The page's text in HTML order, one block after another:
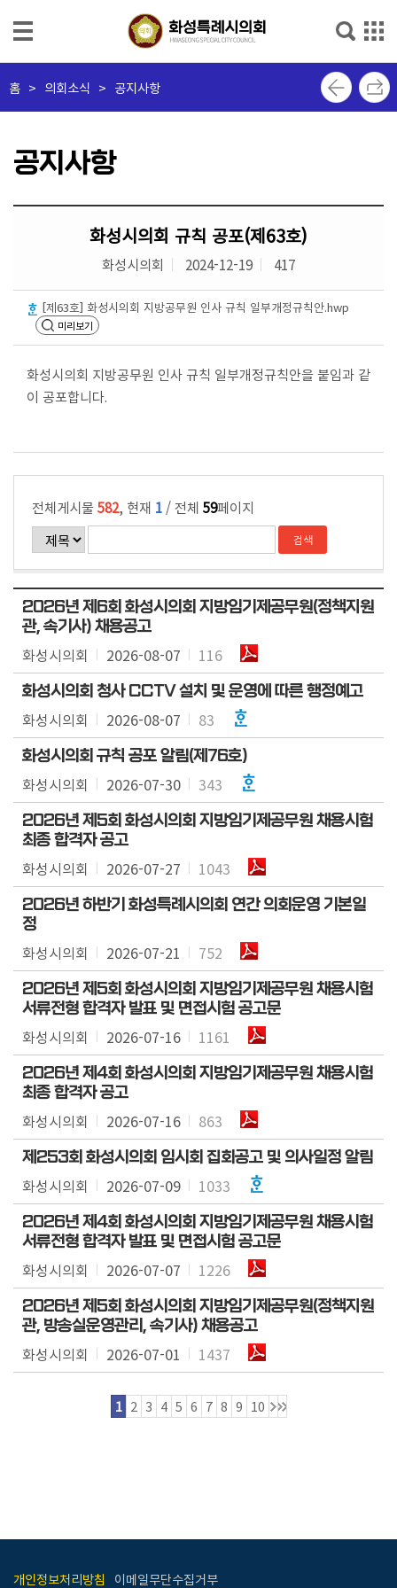
본문으로 바로가기
메인메뉴 바로가기
의
회
개
회
의
원
소
개
회
록
터
방
의
정
보
의
회
료
실
여
마
당
정
보
공
개
누
리
집
안
내
홈 > 의회소식 > 공지사항
공지사항
화성시의회 규칙 공포(제63호)
화성시의회 2024-12-19 417
[제63호] 화성시의회 지방공무원 인사 규칙 일부개정규칙안.hwp
미리보기
화성시의회 지방공무원 인사 규칙 일부개정규칙안을 붙임과 같
이 공포합니다.
전체게시물 582, 현재 1 / 전체 59페이지
2026년 제6회 화성시의회 지방임기제공무원(정책지원
관, 속기사) 채용공고
화성시의회 2026-08-07 116
화성시의회 청사 CCTV 설치 및 운영에 따른 행정예고
화성시의회 2026-08-07 83
화성시의회 규칙 공포 알림(제76호)
화성시의회 2026-07-30 343
2026년 제5회 화성시의회 지방임기제공무원 채용시험
최종 합격자 공고
화성시의회 2026-07-27 1043
2026년 하반기 화성특례시의회 연간 의회운영 기본일
정
화성시의회 2026-07-21 752
2026년 제5회 화성시의회 지방임기제공무원 채용시험
서류전형 합격자 발표 및 면접시험 공고문
화성시의회 2026-07-16 1161
2026년 제4회 화성시의회 지방임기제공무원 채용시험
최종 합격자 공고
화성시의회 2026-07-16 863
제253회 화성시의회 임시회 집회공고 및 의사일정 알림
화성시의회 2026-07-09 1033
2026년 제4회 화성시의회 지방임기제공무원 채용시험
서류전형 합격자 발표 및 면접시험 공고문
화성시의회 2026-07-07 1226
2026년 제5회 화성시의회 지방임기제공무원(정책지원
관, 방송실운영관리, 속기사) 채용공고
화성시의회 2026-07-01 1437
1 2 3 4 5 6 7 8 9 10
개인정보처리방침 이메일무단수집거부